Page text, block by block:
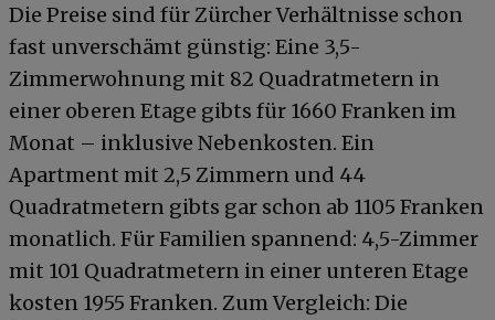
Die Preise sind für Zürcher Verhältnisse schon
fast unverschämt günstig: Eine 3,5-
Zimmerwohnung mit 82 Quadratmetern in
einer oberen Etage gibts für 1660 Franken im
Monat – inklusive Nebenkosten. Ein
Apartment mit 2,5 Zimmern und 44
Quadratmetern gibts gar schon ab 1105 Franken
monatlich. Für Familien spannend: 4,5-Zimmer
mit 101 Quadratmetern in einer unteren Etage
kosten 1955 Franken. Zum Vergleich: Die